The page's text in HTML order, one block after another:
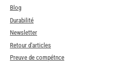
Blog
Durabilité
Newsletter
Retour d'articles
Preuve de compétnce